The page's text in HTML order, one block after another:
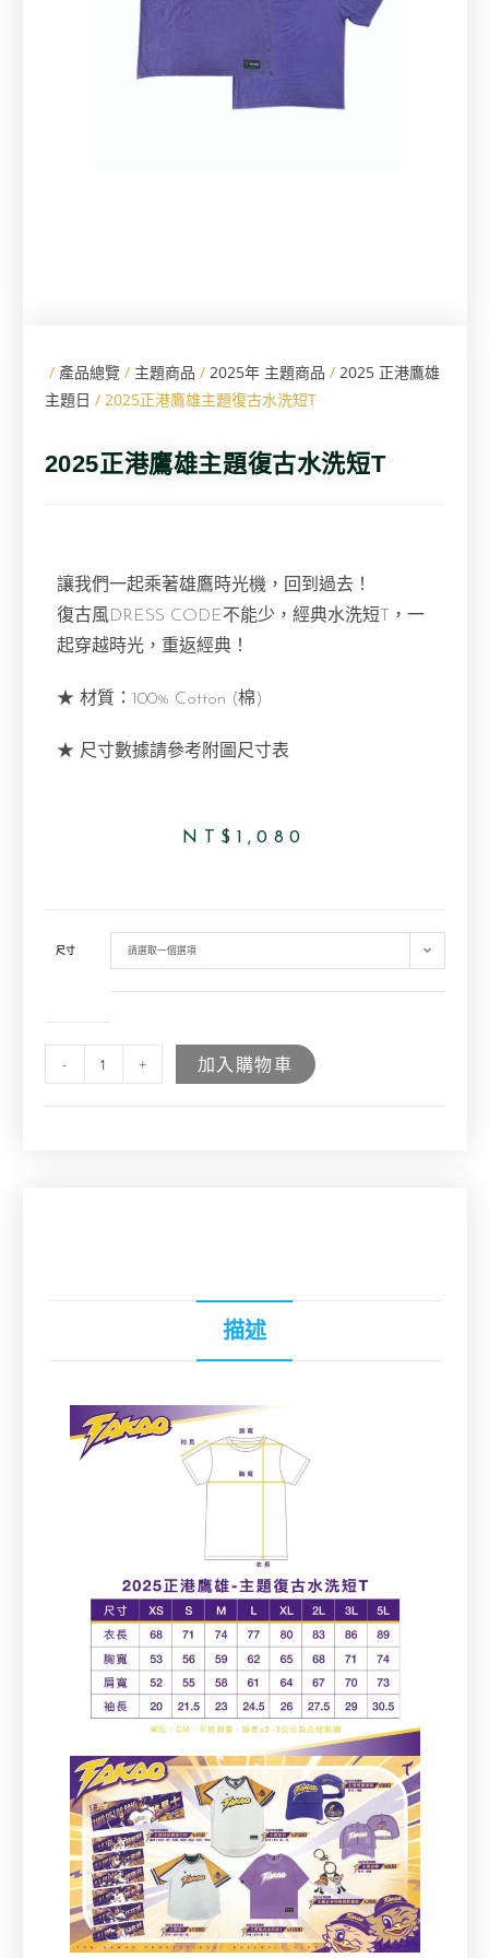
/ 產品總覽/ 主題商品 / 2025年 主題商品 / 2025 正港鷹雄
主題日 / 2025正港鷹雄主題復古水洗短T
2025正港鷹雄主題復古水洗短T
讓我們一起乘著雄鷹時光機，回到過去！
復古風DRESS CODE不能少，經典水洗短T，一
起穿越時光，重返經典！
★ 材質：100% Cotton (棉)
★ 尺寸數據請參考附圖尺寸表
NT$ 1,080
尺寸 請選取一個選項
- + 加入購物車
描述